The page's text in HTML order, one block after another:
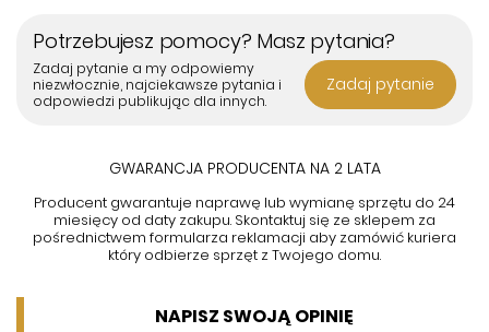
Potrzebujesz pomocy? Masz pytania?
Zadaj pytanie a my odpowiemy
niezwłocznie, najciekawsze pytania i
odpowiedzi publikując dla innych.
Zadaj pytanie
GWARANCJA PRODUCENTA NA 2 LATA
Producent gwarantuje naprawę lub wymianę sprzętu do 24
miesięcy od daty zakupu. Skontaktuj się ze sklepem za
pośrednictwem formularza reklamacji aby zamówić kuriera
który odbierze sprzęt z Twojego domu.
NAPISZ SWOJĄ OPINIĘ